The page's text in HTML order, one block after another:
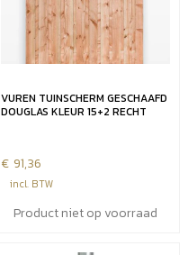
aantal
VUREN TUINSCHERM GESCHAAFD
DOUGLAS KLEUR 15+2 RECHT
€ 91,36
incl. BTW
Product niet op voorraad